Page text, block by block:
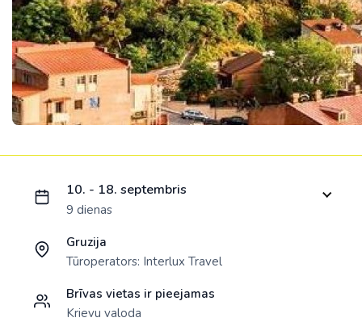
10. - 18. septembris
9 dienas
Gruzija
Tūroperators: Interlux Travel
Brīvas vietas ir pieejamas
Krievu valoda